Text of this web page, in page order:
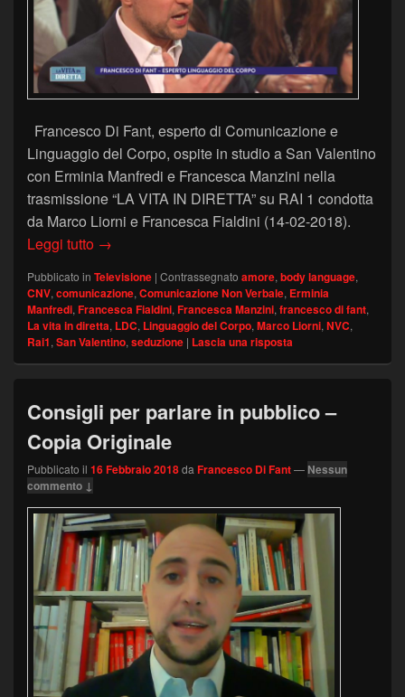
Francesco Di Fant, esperto di Comunicazione e
Linguaggio del Corpo, ospite in studio a San Valentino
con Erminia Manfredi e Francesca Manzini nella
trasmissione “LA VITA IN DIRETTA” su RAI 1 condotta
da Marco Liorni e Francesca Fialdini (14-02-2018).
Leggi tutto San Valentino – Francesco Di Fant a La Vita In
→
Pubblicato in Televisione | Contrassegnato amore,body language,
CNV,comunicazione,Comunicazione Non Verbale, Erminia
Manfredi,Francesca Fialdini,Francesca Manzini,francesco di fant,
La vita in diretta, LDC, Linguaggio del Corpo,Marco Liorni,NVC,
Rai1,San Valentino,seduzione | Lascia una risposta
Consigli per parlare in pubblico –
Copia Originale
Pubblicato il 16 Febbraio 2018daFrancesco Di Fant— Nessun
commento ↓